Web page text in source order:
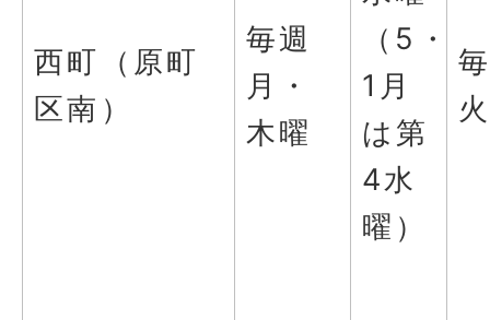
西町（原町
区南）
毎週
月・
木曜
（5・
1月
は第
4水
曜）